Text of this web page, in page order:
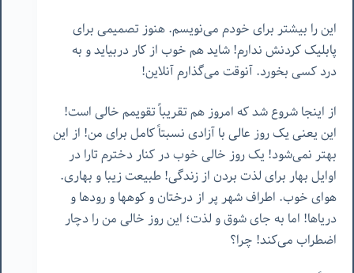
این را بیشتر برای خودم می‌نویسم. هنوز تصمیمی برای
پابلیک کردنش ندارم! شاید هم خوب از کار دربیاید و به
درد کسی بخورد. آنوقت می‌گذارم آنلاین!
از اینجا شروع شد که امروز هم تقریباً تقویمم خالی است!
این یعنی یک روز عالی با آزادی نسبتاً کامل برای من! از این
بهتر نمی‌شود! یک روز خالی خوب در کنار دخترم تارا در
اوایل بهار برای لذت بردن از زندگی! طبیعت زیبا و بهاری.
هوای خوب. اطراف شهر پر از درختان و کوهها و رودها و
دریاها! اما به جای شوق و لذت؛ این روز خالی من را دچار
اضطراب می‌کند! چرا؟